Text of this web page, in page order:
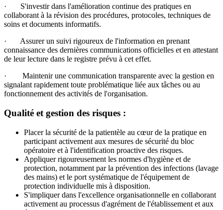
· S'investir dans l'amélioration continue des pratiques en
collaborant à la révision des procédures, protocoles, techniques de
soins et documents informatifs.
· Assurer un suivi rigoureux de l'information en prenant
connaissance des dernières communications officielles et en attestant
de leur lecture dans le registre prévu à cet effet.
· Maintenir une communication transparente avec la gestion en
signalant rapidement toute problématique liée aux tâches ou au
fonctionnement des activités de l'organisation.
Qualité et gestion des risques :
Placer la sécurité de la patientèle au cœur de la pratique en
participant activement aux mesures de sécurité du bloc
opératoire et à l'identification proactive des risques.
Appliquer rigoureusement les normes d'hygiène et de
protection, notamment par la prévention des infections (lavage
des mains) et le port systématique de l'équipement de
protection individuelle mis à disposition.
S'impliquer dans l'excellence organisationnelle en collaborant
activement au processus d'agrément de l'établissement et aux